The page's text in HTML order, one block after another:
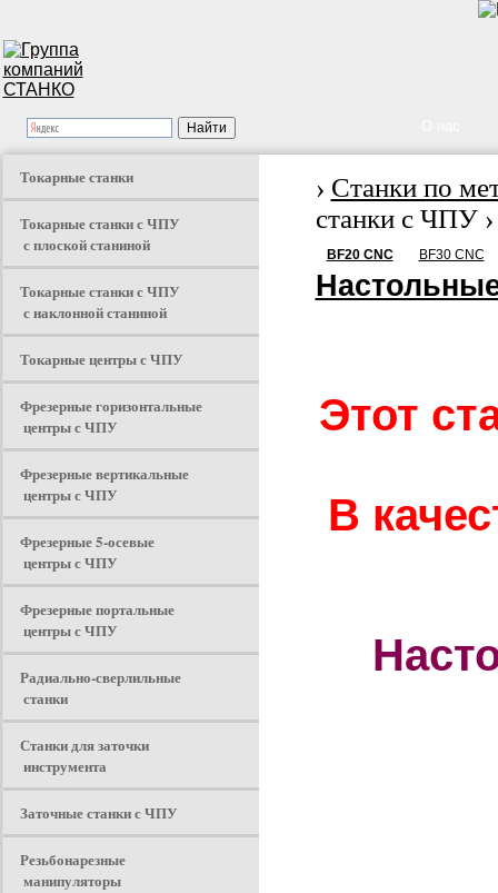
Токарные станки
Токарные станки с ЧПУ
с плоской станиной
Токарные станки с ЧПУ
с наклонной станиной
Токарные центры с ЧПУ
Фрезерные горизонтальные
центры с ЧПУ
Фрезерные вертикальные
центры с ЧПУ
Фрезерные 5-осевые
центры с ЧПУ
Фрезерные портальные
центры с ЧПУ
Радиально-сверлильные
станки
Станки для заточки
инструмента
Заточные станки с ЧПУ
Резьбонарезные
манипуляторы
› Станки по
станки с ЧПУ ›
BF20 CNC BF30 CNC
Этот
В